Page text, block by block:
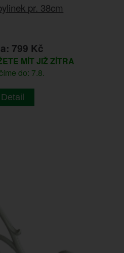
pr. 38cm
799 Kč
MÍT JIŽ ZÍTRA
do: 7.8.
Detail